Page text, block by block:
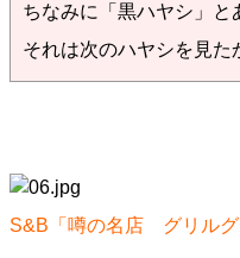
ちなみに「黒ハヤシ」と
それは次のハヤシを見た
S&B「噂の名店 グリル